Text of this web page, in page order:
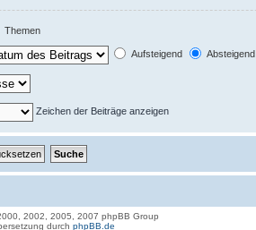
Themen
Aufsteigend Absteigend
Zeichen der Beiträge anzeigen
2002, 2005, 2007 phpBB Group
durch phpBB.de